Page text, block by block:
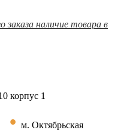
заказа наличие товара в
корпус 1
• м. Октябрьская